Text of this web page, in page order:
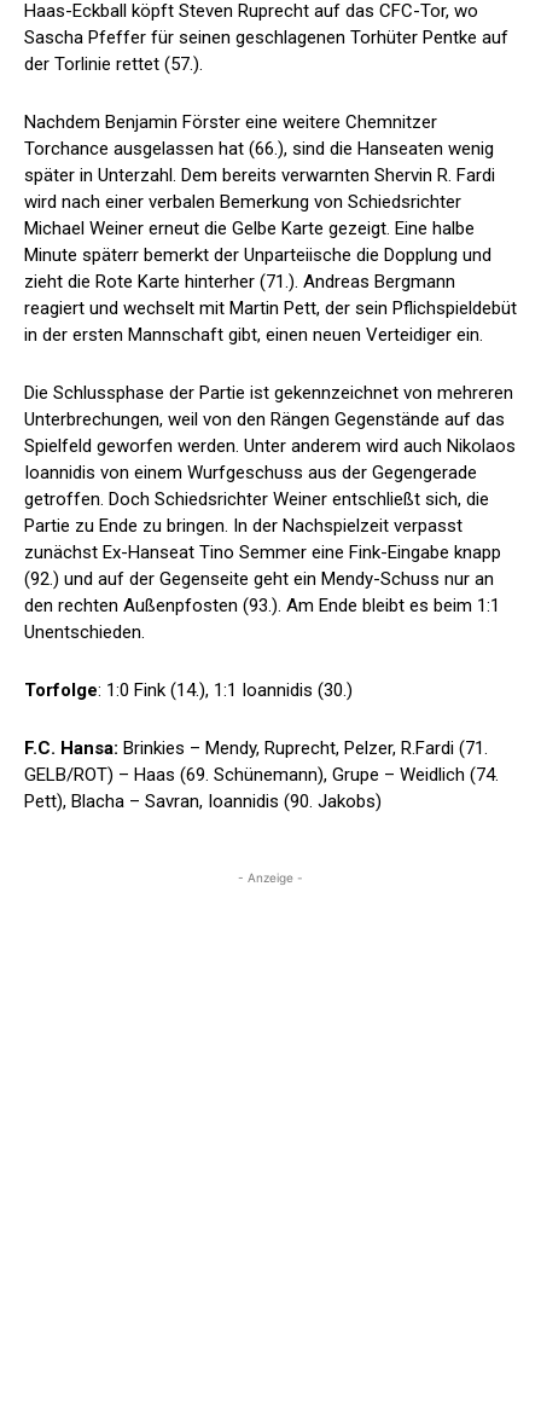
Haas-Eckball köpft Steven Ruprecht auf das CFC-Tor, wo
Sascha Pfeffer für seinen geschlagenen Torhüter Pentke auf
der Torlinie rettet (57.).
Nachdem Benjamin Förster eine weitere Chemnitzer
Torchance ausgelassen hat (66.), sind die Hanseaten wenig
später in Unterzahl. Dem bereits verwarnten Shervin R. Fardi
wird nach einer verbalen Bemerkung von Schiedsrichter
Michael Weiner erneut die Gelbe Karte gezeigt. Eine halbe
Minute späterr bemerkt der Unparteiische die Dopplung und
zieht die Rote Karte hinterher (71.). Andreas Bergmann
reagiert und wechselt mit Martin Pett, der sein Pflichspieldebüt
in der ersten Mannschaft gibt, einen neuen Verteidiger ein.
Die Schlussphase der Partie ist gekennzeichnet von mehreren
Unterbrechungen, weil von den Rängen Gegenstände auf das
Spielfeld geworfen werden. Unter anderem wird auch Nikolaos
Ioannidis von einem Wurfgeschuss aus der Gegengerade
getroffen. Doch Schiedsrichter Weiner entschließt sich, die
Partie zu Ende zu bringen. In der Nachspielzeit verpasst
zunächst Ex-Hanseat Tino Semmer eine Fink-Eingabe knapp
(92.) und auf der Gegenseite geht ein Mendy-Schuss nur an
den rechten Außenpfosten (93.). Am Ende bleibt es beim 1:1
Unentschieden.
Torfolge: 1:0 Fink (14.), 1:1 Ioannidis (30.)
F.C. Hansa: Brinkies – Mendy, Ruprecht, Pelzer, R.Fardi (71.
GELB/ROT) – Haas (69. Schünemann), Grupe – Weidlich (74.
Pett), Blacha – Savran, Ioannidis (90. Jakobs)
- Anzeige -